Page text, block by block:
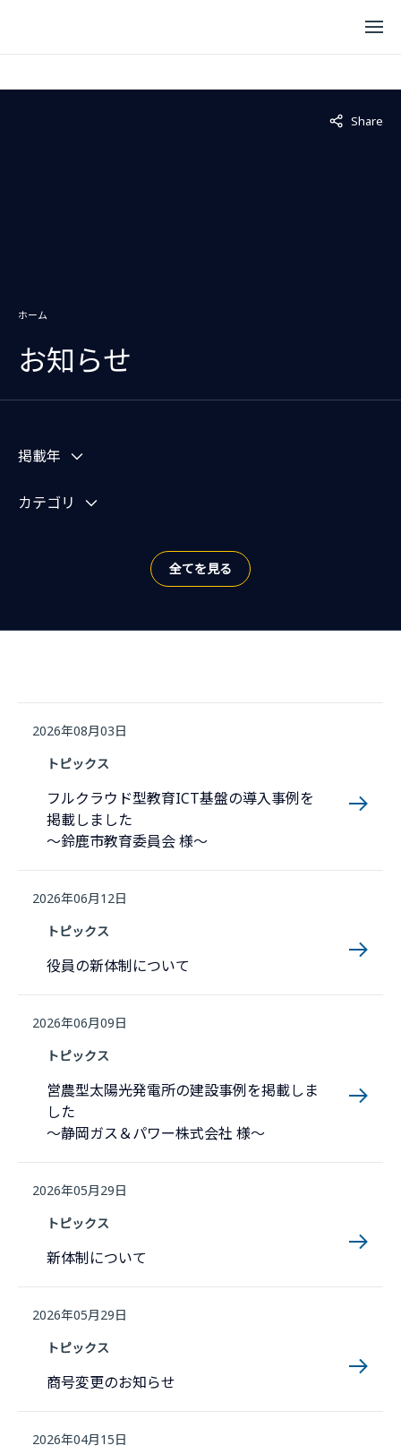
ホーム
お知らせ
Share
Not
掲載年
カテゴリ
全てを見る
2026年08月03日
トピックス
フルクラウド型教育ICT基盤の導入事例を
掲載しました
～鈴鹿市教育委員会 様～
2026年06月12日
トピックス
役員の新体制について
2026年06月09日
トピックス
営農型太陽光発電所の建設事例を掲載しま
した
～静岡ガス＆パワー株式会社 様～
2026年05月29日
トピックス
新体制について
2026年05月29日
トピックス
商号変更のお知らせ
2026年04月15日